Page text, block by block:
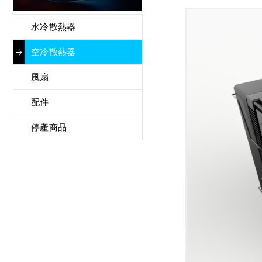
水冷散熱器
空冷散熱器
風扇
配件
停產商品